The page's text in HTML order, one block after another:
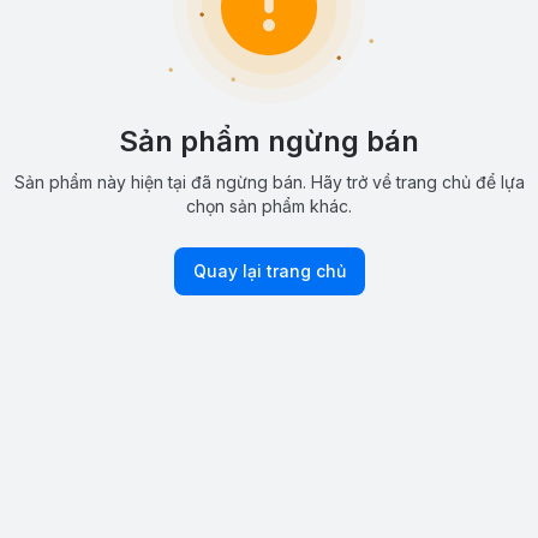
Sản phẩm ngừng bán
Sản phẩm này hiện tại đã ngừng bán. Hãy trở về trang chủ để lựa
chọn sản phẩm khác.
Quay lại trang chủ